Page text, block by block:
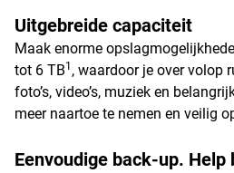
Uitgebreide capaciteit
Maak enorme
tot 6 TB1 , waardoor je over volop
foto’s, video’s, muziek en
meer naartoe te nemen en veilig
Eenvoudige back-up. Help